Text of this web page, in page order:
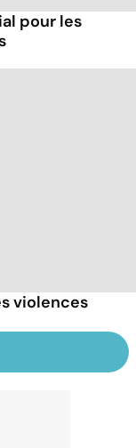
pour les
violences